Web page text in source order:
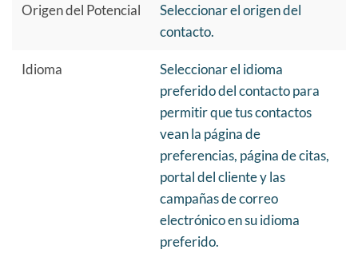
Origen del Potencial
Seleccionar el origen del
contacto.
Idioma
Seleccionar el idioma
preferido del contacto para
permitir que tus contactos
vean la página de
preferencias, página de citas,
portal del cliente y las
campañas de correo
electrónico en su idioma
preferido.